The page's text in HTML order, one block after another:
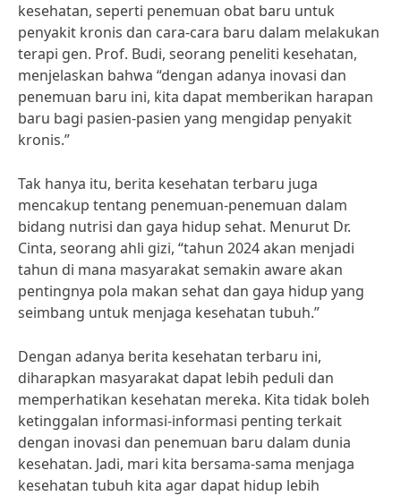
kesehatan, seperti penemuan obat baru untuk
penyakit kronis dan cara-cara baru dalam melakukan
terapi gen. Prof. Budi, seorang peneliti kesehatan,
menjelaskan bahwa “dengan adanya inovasi dan
penemuan baru ini, kita dapat memberikan harapan
baru bagi pasien-pasien yang mengidap penyakit
kronis.”
Tak hanya itu, berita kesehatan terbaru juga
mencakup tentang penemuan-penemuan dalam
bidang nutrisi dan gaya hidup sehat. Menurut Dr.
Cinta, seorang ahli gizi, “tahun 2024 akan menjadi
tahun di mana masyarakat semakin aware akan
pentingnya pola makan sehat dan gaya hidup yang
seimbang untuk menjaga kesehatan tubuh.”
Dengan adanya berita kesehatan terbaru ini,
diharapkan masyarakat dapat lebih peduli dan
memperhatikan kesehatan mereka. Kita tidak boleh
ketinggalan informasi-informasi penting terkait
dengan inovasi dan penemuan baru dalam dunia
kesehatan. Jadi, mari kita bersama-sama menjaga
kesehatan tubuh kita agar dapat hidup lebih